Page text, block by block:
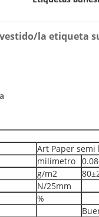
la etiqueta
Art Paper
milímetro
g/m2
N/25mm
%